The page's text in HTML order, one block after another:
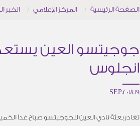
الصفحة الرئيسية المركز الإعلامي الخبر
جوجيتسو العين
انجلوس
19.SEP.2018
تغادر بعثة نادي العين للجوجيتسو صباح غداً